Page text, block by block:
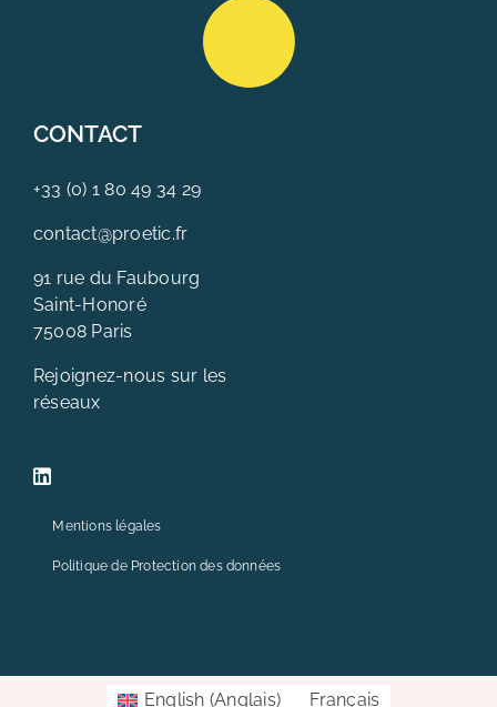
CONTACT
+33 (0) 1 80 49 34 29
contact@proetic.fr
91 rue du Faubourg
Saint-Honoré
75008 Paris
Rejoignez-nous sur les
réseaux
Mentions légales
Politique de Protection des données
English (Anglais) Français